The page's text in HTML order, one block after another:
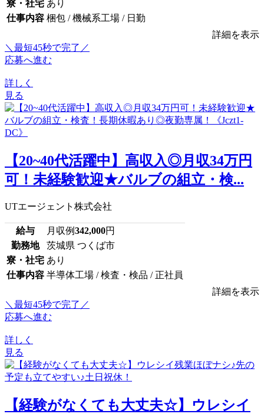
寮・社宅 あり
仕事内容 梱包 / 機械系工場 / 日勤
詳細を表示
＼最短45秒で完了／
応募へ進む
詳しく
見る
【20~40代活躍中】高収入◎月収34万円
可！未経験歓迎★バルブの組立・検...
UTエージェント株式会社
給与 月収例342,000円
勤務地
茨城県 つくば市
寮・社宅 あり
仕事内容 半導体工場 / 検査・検品 / 正社員
詳細を表示
＼最短45秒で完了／
応募へ進む
詳しく
見る
【経験がなくても大丈夫☆】ウレシイ